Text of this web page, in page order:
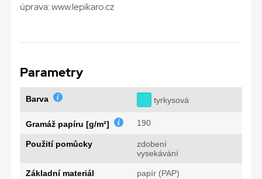
úprava: www.lepikaro.cz
Parametry
Barva tyrkysová
Gramáž papíru [g/m²] 190
Použití pomůcky
zdobení
vysekávání
Základní materiál papír (PAP)